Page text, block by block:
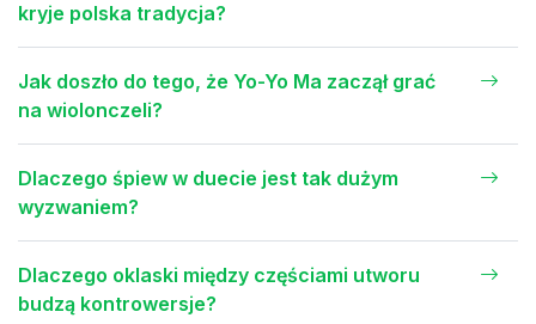
kryje polska tradycja?
Jak doszło do tego, że Yo-Yo Ma zaczął grać
na wiolonczeli?
Dlaczego śpiew w duecie jest tak dużym
wyzwaniem?
Dlaczego oklaski między częściami utworu
budzą kontrowersje?